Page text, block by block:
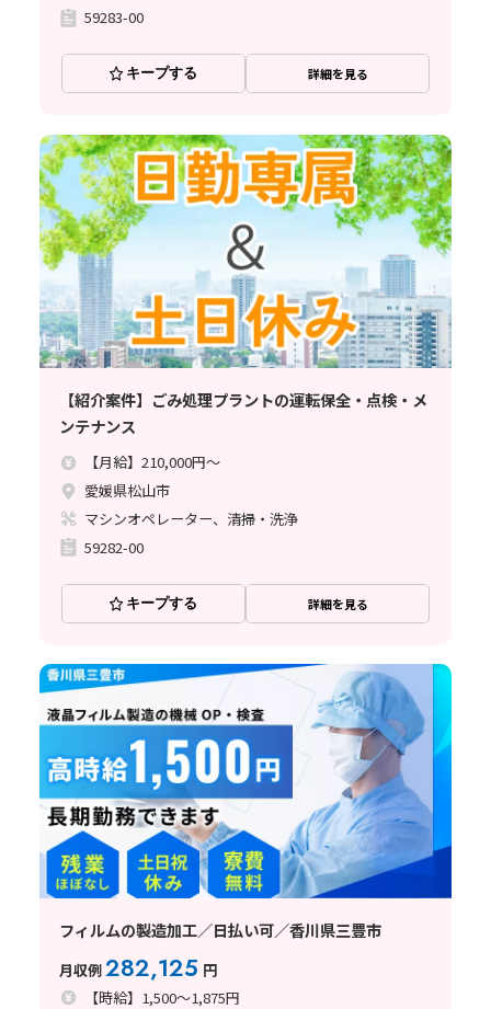
59283-00
キープする 詳細を見る
【紹介案件】ごみ処理プラントの運転保全・点検・メ
ンテナンス
【月給】210,000円～
愛媛県松山市
マシンオペレーター、清掃・洗浄
59282-00
キープする 詳細を見る
フィルムの製造加工／日払い可／香川県三豊市
月収例282,125 円
【時給】1,500～1,875円